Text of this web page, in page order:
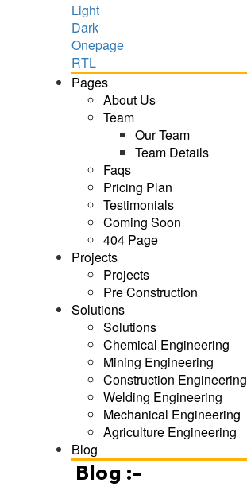
Light
Dark
Onepage
RTL
Pages
About Us
Team
Our Team
Team Details
Faqs
Pricing Plan
Testimonials
Coming Soon
404 Page
Projects
Projects
Pre Construction
Solutions
Solutions
Chemical Engineering
Mining Engineering
Construction Engineering
Welding Engineering
Mechanical Engineering
Agriculture Engineering
Blog
Blog :-